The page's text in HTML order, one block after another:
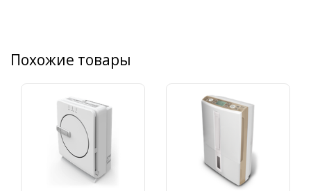
Похожие товары